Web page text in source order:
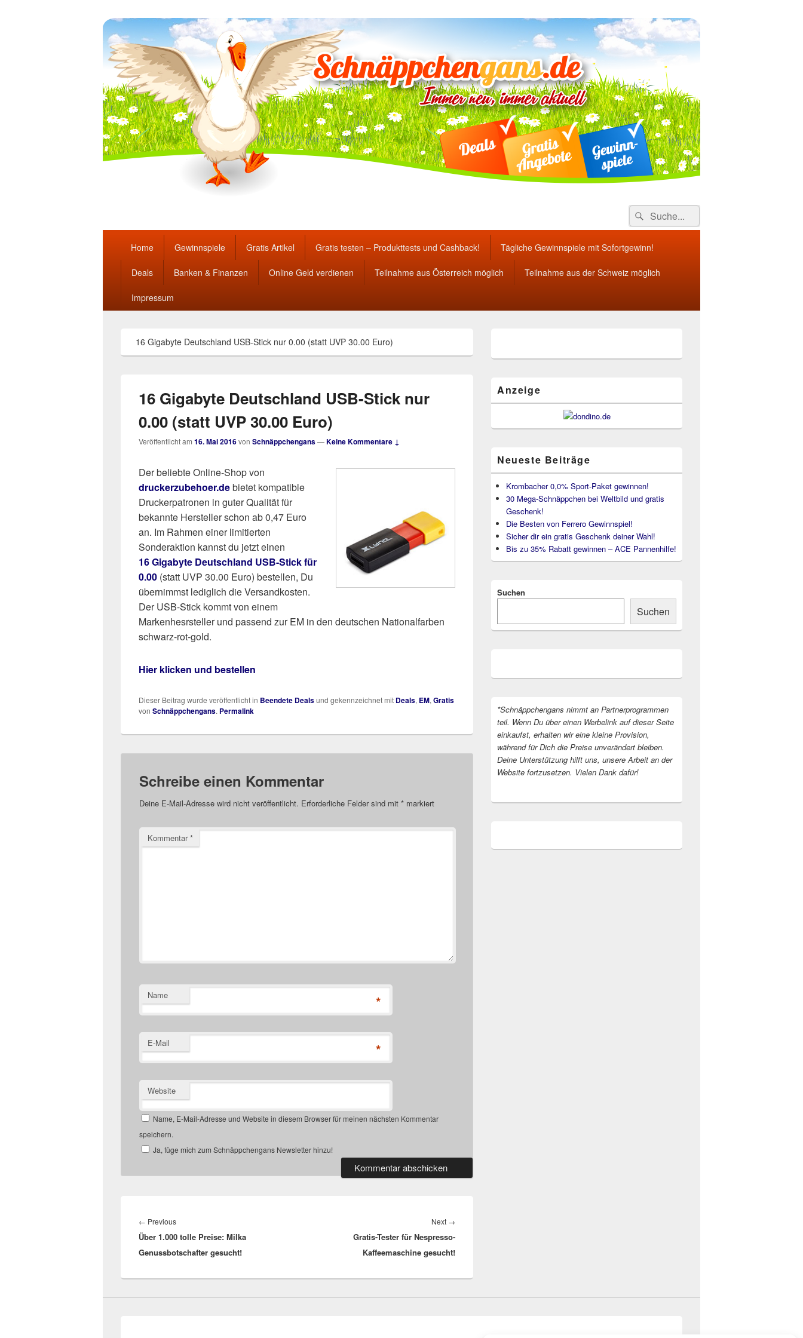
Täglich die besten Gewinnspiele und Angebote
Search
for:
Suche
Home Gewinnspiele Gratis Artikel Gratis testen – Produkttests und Cashback! Tägliche Gewinnspiele mit Sofortgewinn!
Deals Banken & Finanzen Online Geld verdienen Teilnahme aus Österreich möglich Teilnahme aus der Schweiz möglich
Impressum
16 Gigabyte Deutschland USB-Stick nur 0.00 (statt UVP 30.00 Euro)
16 Gigabyte Deutschland USB-Stick nur
0.00 (statt UVP 30.00 Euro)
Veröffentlicht am 16. Mai 2016von Schnäppchengans—Keine Kommentare ↓
Der beliebte Online-Shop von
druckerzubehoer.debietet kompatible
Druckerpatronen in guter Qualität für
bekannte Hersteller schon ab 0,47 Euro
an. Im Rahmen einer limitierten
Sonderaktion kannst du jetzt einen
16 Gigabyte Deutschland USB-Stick für
0.00 (statt UVP 30.00 Euro) bestellen, Du
übernimmst lediglich die Versandkosten.
Der USB-Stick kommt von einem
Markenhesrsteller und passend zur EM in den deutschen Nationalfarben
schwarz-rot-gold.
Hier klicken und bestellen
Dieser Beitrag wurde veröffentlicht in Beendete Dealsund gekennzeichnet mit Deals, EM, Gratis
von Schnäppchengans. Permalink
Schreibe einen Kommentar
Deine E-Mail-Adresse wird nicht veröffentlicht. Erforderliche Felder sind mit * markiert
Kommentar*
Name *
E-Mail *
Website
Name, E-Mail-Adresse und Website in diesem Browser für meinen nächsten Kommentar
speichern.
Ja, füge mich zum Schnäppchengans Newsletter hinzu!
← PreviousPrevious
post:
Über 1.000 tolle Preise: Milka
Genussbotschafter gesucht!
Next →
post:
Gratis-Tester für Nespresso-
Kaffeemaschine gesucht!
Widget-
Anzeige
Neueste Beiträge
Krombacher 0,0% Sport-Paket gewinnen!
30 Mega-Schnäppchen bei Weltbild und gratis
Geschenk!
Die Besten von Ferrero Gewinnspiel!
Sicher dir ein gratis Geschenk deiner Wahl!
Bis zu 35% Rabatt gewinnen – ACE Pannenhilfe!
Suchen
Suchen
*Schnäppchengans nimmt an Partnerprogrammen
teil. Wenn Du über einen Werbelink auf dieser Seite
einkaufst, erhalten wir eine kleine Provision,
während für Dich die Preise unverändert bleiben.
Deine Unterstützung hilft uns, unsere Arbeit an der
Website fortzusetzen. Vielen Dank dafür!